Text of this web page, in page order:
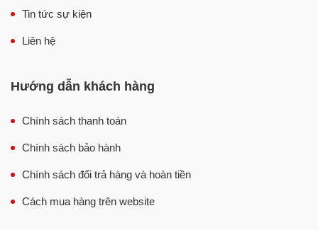
Sử dụng bền bỉ và đảm bảo an toàn vệ sinh
Tin tức sự kiện
Liên hệ
Hướng dẫn khách hàng
Chính sách thanh toán
Chính sách bảo hành
Chính sách đổi trả hàng và hoàn tiền
Cách mua hàng trên website